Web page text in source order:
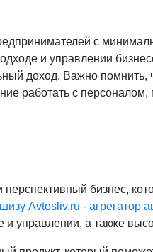
с
и управлении
доход. Важно
работать с
бизнес,
Avtosliv.ru - агрегатор
и управлении, а также